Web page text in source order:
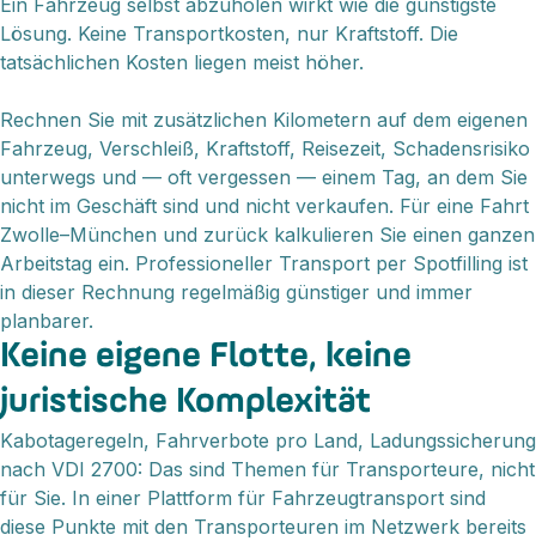
Lösung. Keine Transportkosten, nur Kraftstoff. Die
tatsächlichen Kosten liegen meist höher.
Rechnen Sie mit zusätzlichen Kilometern auf dem eigenen
Fahrzeug, Verschleiß, Kraftstoff, Reisezeit, Schadensrisiko
unterwegs und — oft vergessen — einem Tag, an dem Sie
nicht im Geschäft sind und nicht verkaufen. Für eine Fahrt
Zwolle–München und zurück kalkulieren Sie einen ganzen
Arbeitstag ein. Professioneller Transport per Spotfilling ist
in dieser Rechnung regelmäßig günstiger und immer
planbarer.
Keine eigene Flotte, keine
juristische Komplexität
Kabotageregeln, Fahrverbote pro Land, Ladungssicherung
nach VDI 2700: Das sind Themen für Transporteure, nicht
für Sie. In einer Plattform für Fahrzeugtransport sind
diese Punkte mit den Transporteuren im Netzwerk bereits